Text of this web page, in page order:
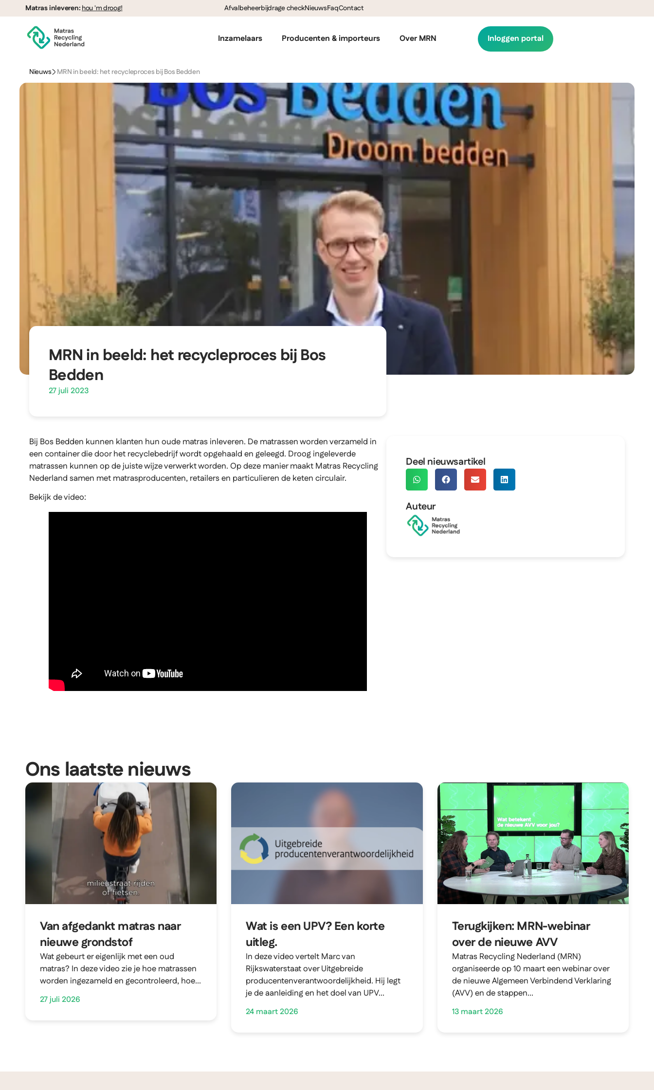
Matras inleveren:hou 'm droog! Afvalbeheerbijdrage checkNieuwsFaqContact
Inzamelaars Producenten & importeurs Over MRN Inloggen portal
Nieuws MRN in beeld: het recycleproces bij Bos Bedden
MRN in beeld: het recycleproces bij Bos
Bedden
27 juli 2023
Bij Bos Bedden kunnen klanten hun oude matras inleveren. De matrassen worden verzameld in
een container die door het recyclebedrijf wordt opgehaald en geleegd. Droog ingeleverde
matrassen kunnen op de juiste wijze verwerkt worden. Op deze manier maakt Matras Recycling
Nederland samen met matrasproducenten, retailers en particulieren de keten circulair.
Bekijk de video:
Deel nieuwsartikel
Auteur
Ons laatste nieuws
Van afgedankt matras naar
nieuwe grondstof
Wat gebeurt er eigenlijk met een oud
matras? In deze video zie je hoe matrassen
worden ingezameld en gecontroleerd, hoe...
27 juli 2026
Wat is een UPV? Een korte
uitleg.
In deze video vertelt Marc van
Rijkswaterstaat over Uitgebreide
producentenverantwoordelijkheid. Hij legt
je de aanleiding en het doel van UPV...
24 maart 2026
Terugkijken: MRN-webinar
over de nieuwe AVV
Matras Recycling Nederland (MRN)
organiseerde op 10 maart een webinar over
de nieuwe Algemeen Verbindend Verklaring
(AVV) en de stappen...
13 maart 2026